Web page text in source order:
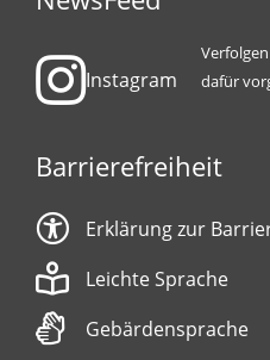
Instagram
dafür
Barrierefreiheit
Erklärung zur
Leichte Sprache
Gebärdensprache